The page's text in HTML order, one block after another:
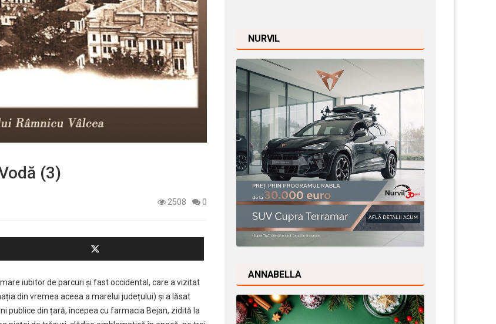
(3)
2508 0
iubitor de parcuri și fast occidental, care a vizitat
din vremea aceea a marelui județului) și a lăsat
publice din țară, începea cu farmacia Bejan, zidită la
NURVIL
ANNABELLA